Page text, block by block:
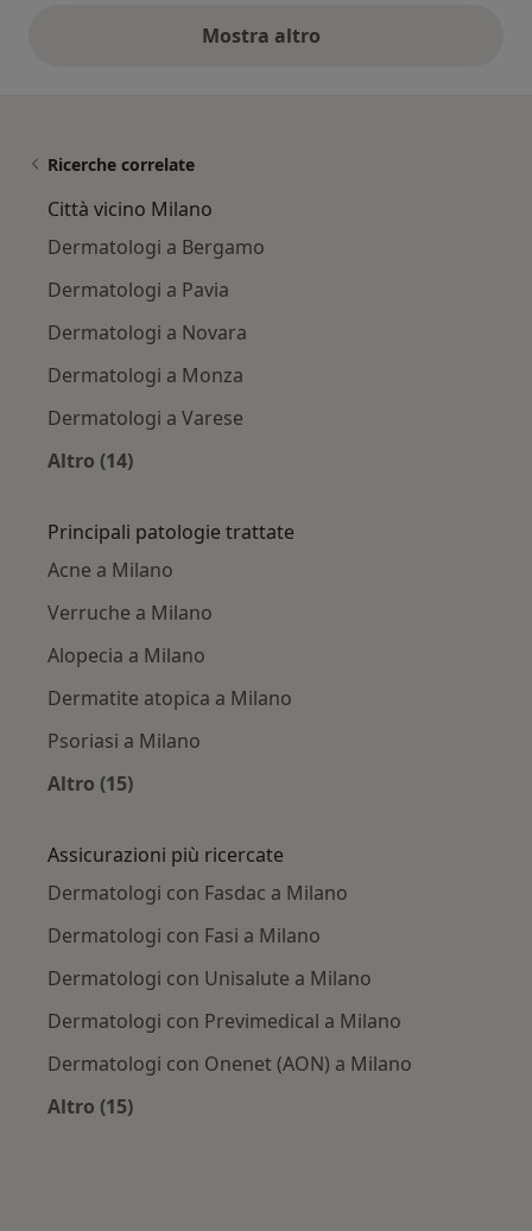
Mostra altroopinioni di cui sopra
Ricerche correlate
Città vicino Milano
Dermatologi a Bergamo
Dermatologi a Pavia
Dermatologi a Novara
Dermatologi a Monza
Dermatologi a Varese
Altro (14)
Principali patologie trattate
Acne a Milano
Verruche a Milano
Alopecia a Milano
Dermatite atopica a Milano
Psoriasi a Milano
Altro (15)
Assicurazioni più ricercate
Dermatologi con Fasdac a Milano
Dermatologi con Fasi a Milano
Dermatologi con Unisalute a Milano
Dermatologi con Previmedical a Milano
Dermatologi con Onenet (AON) a Milano
Altro (15)